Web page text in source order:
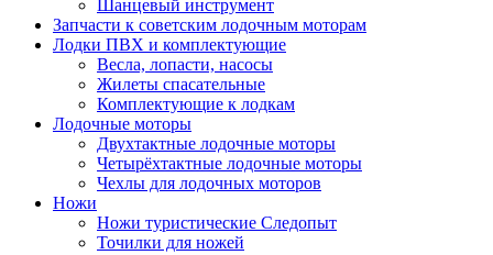
Шанцевый инструмент
Запчасти к советским лодочным моторам
Лодки ПВХ и комплектующие
Весла, лопасти, насосы
Жилеты спасательные
Комплектующие к лодкам
Лодочные моторы
Двухтактные лодочные моторы
Четырёхтактные лодочные моторы
Чехлы для лодочных моторов
Ножи
Ножи туристические Следопыт
Точилки для ножей